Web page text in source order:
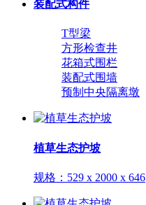
装配式构件
T型梁
方形检查井
花箱式围栏
装配式围墙
预制中央隔离墩
植草生态护坡
规格： 529 x 2000 x 646